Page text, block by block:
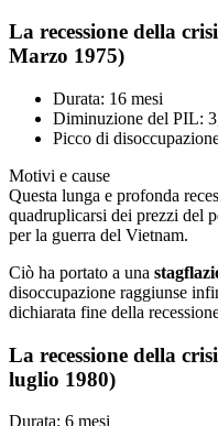
La recessione della
Marzo 1975)
Durata: 16 mesi
Diminuzione del PIL:
Picco di
Motivi e cause
Questa lunga e profonda
quadruplicarsi dei prezzi del
per la guerra del Vietnam.
Ciò ha portato a una
disoccupazione raggiunse
dichiarata fine della
La recessione della
luglio 1980)
Durata: 6 mesi